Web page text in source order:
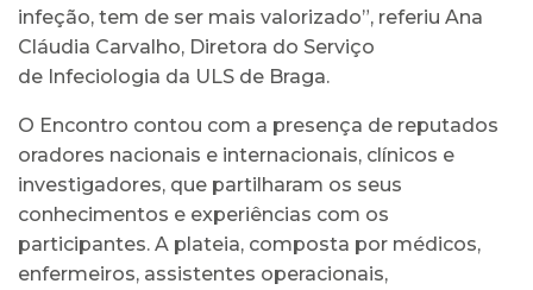
infeção, tem de ser mais valorizado”, referiu Ana
Cláudia Carvalho, Diretora do Serviço
de Infeciologia da ULS de Braga.
O Encontro contou com a presença de reputados
oradores nacionais e internacionais, clínicos e
investigadores, que partilharam os seus
conhecimentos e experiências com os
participantes. A plateia, composta por médicos,
enfermeiros, assistentes operacionais,